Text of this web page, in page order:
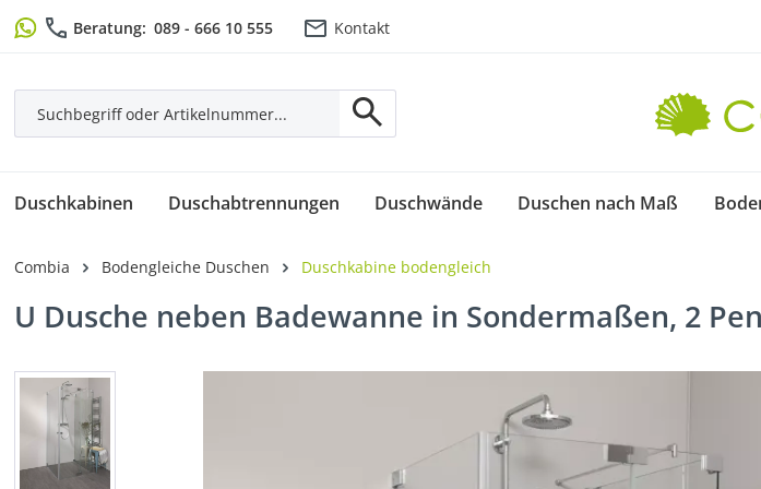
Hauptinhalt springen
Zur Suche springen
Zur Hauptnavigation springen
Beratung: 089 - 666 10 555 Kontakt
Duschkabinen Duschabtrennungen Duschwände Duschen nach Maß
Combia Bodengleiche Duschen Duschkabine bodengleich
U Dusche neben Badewanne in Sondermaßen, 2
Bildergalerie überspringen